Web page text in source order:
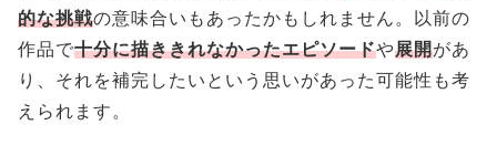
的な挑戦の意味合いもあったかもしれません。以前の
作品で十分に描ききれなかったエピソードや展開があ
り、それを補完したいという思いがあった可能性も考
えられます。